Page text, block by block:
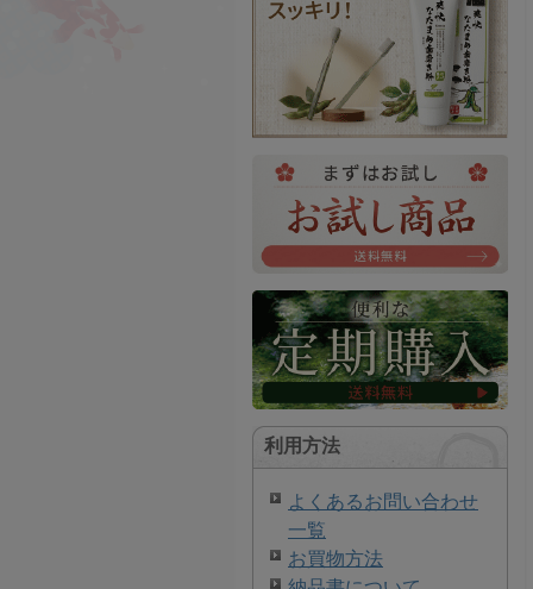
利用方法
よくあるお問い合わせ
一覧
お買物方法